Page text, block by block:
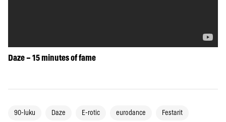
Daze – 15 minutes of fame
90-luku Daze E-rotic eurodance Festarit